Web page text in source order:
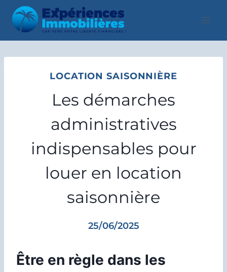
Aller
contenu
LOCATION SAISONNIÈRE
Les démarches
administratives
indispensables pour
louer en location
saisonnière
25/06/2025
Être en règle dans les